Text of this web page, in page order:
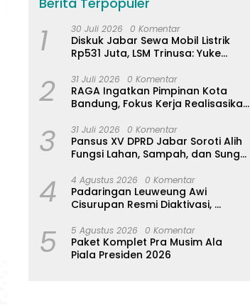
1 30 Juli 2026 0 Komentar
Diskuk Jabar Sewa Mobil Listrik
Rp531 Juta, LSM Trinusa: Yuke
2 31 Juli 2026 0 Komentar
RAGA Ingatkan Pimpinan Kota
Bandung, Fokus Kerja Realisasikan
3 31 Juli 2026 0 Komentar
Pansus XV DPRD Jabar Soroti Alih
Fungsi Lahan, Sampah, dan Sungai
4 4 Agustus 2026 0 Komentar
Padaringan Leuweung Awi
Cisurupan Resmi Diaktivasi,
Pemberdayaan Warga
5 5 Agustus 2026 0 Komentar
Paket Komplet Pra Musim Ala
Piala Presiden 2026